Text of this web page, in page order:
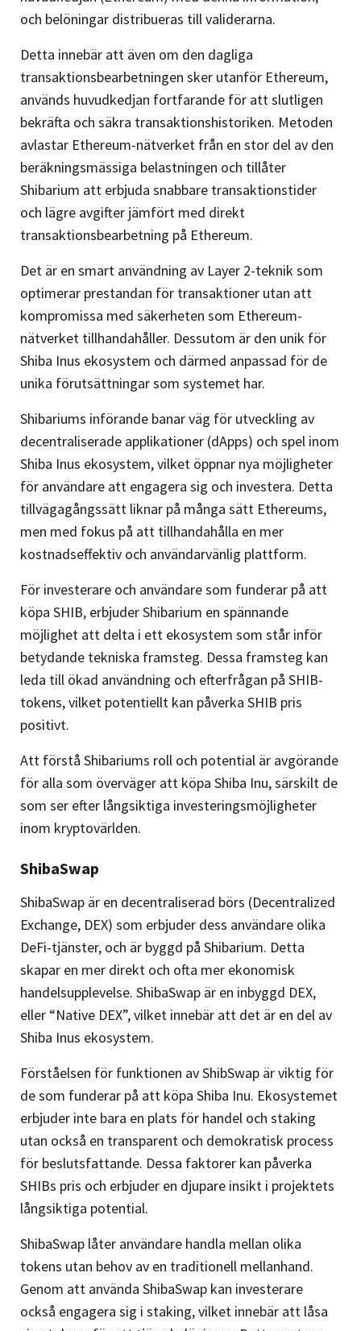
och belöningar distribueras till validerarna.
Detta innebär att även om den dagliga
transaktionsbearbetningen sker utanför Ethereum,
används huvudkedjan fortfarande för att slutligen
bekräfta och säkra transaktionshistoriken. Metoden
avlastar Ethereum-nätverket från en stor del av den
beräkningsmässiga belastningen och tillåter
Shibarium att erbjuda snabbare transaktionstider
och lägre avgifter jämfört med direkt
transaktionsbearbetning på Ethereum.
Det är en smart användning av Layer 2-teknik som
optimerar prestandan för transaktioner utan att
kompromissa med säkerheten som Ethereum-
nätverket tillhandahåller. Dessutom är den unik för
Shiba Inus ekosystem och därmed anpassad för de
unika förutsättningar som systemet har.
Shibariums införande banar väg för utveckling av
decentraliserade applikationer (dApps) och spel inom
Shiba Inus ekosystem, vilket öppnar nya möjligheter
för användare att engagera sig och investera. Detta
tillvägagångssätt liknar på många sätt Ethereums,
men med fokus på att tillhandahålla en mer
kostnadseffektiv och användarvänlig plattform.
För investerare och användare som funderar på att
köpa SHIB, erbjuder Shibarium en spännande
möjlighet att delta i ett ekosystem som står inför
betydande tekniska framsteg. Dessa framsteg kan
leda till ökad användning och efterfrågan på SHIB-
tokens, vilket potentiellt kan påverka SHIB pris
positivt.
Att förstå Shibariums roll och potential är avgörande
för alla som överväger att köpa Shiba Inu, särskilt de
som ser efter långsiktiga investeringsmöjligheter
inom kryptovärlden.
ShibaSwap
ShibaSwap är en decentraliserad börs (Decentralized
Exchange, DEX) som erbjuder dess användare olika
DeFi-tjänster, och är byggd på Shibarium. Detta
skapar en mer direkt och ofta mer ekonomisk
handelsupplevelse. ShibaSwap är en inbyggd DEX,
eller “Native DEX”, vilket innebär att det är en del av
Shiba Inus ekosystem.
Förståelsen för funktionen av ShibSwap är viktig för
de som funderar på att köpa Shiba Inu. Ekosystemet
erbjuder inte bara en plats för handel och staking
utan också en transparent och demokratisk process
för beslutsfattande. Dessa faktorer kan påverka
SHIBs pris och erbjuder en djupare insikt i projektets
långsiktiga potential.
ShibaSwap låter användare handla mellan olika
tokens utan behov av en traditionell mellanhand.
Genom att använda ShibaSwap kan investerare
också engagera sig i staking, vilket innebär att låsa